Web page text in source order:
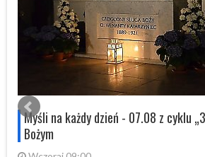
Myśli na każdy dzień - 07.08 z cyklu
Bożym